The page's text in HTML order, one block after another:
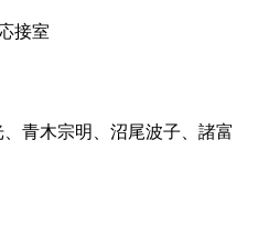
接室
青木宗明、沼尾波子、諸富